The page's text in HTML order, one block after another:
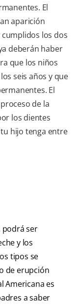
El
aparición
los dos
deberán haber
que los niños
seis años y que
El
de la
los dientes
hijo tenga entre
podrá ser
y los
tipos se
de erupción
Americana es
a saber